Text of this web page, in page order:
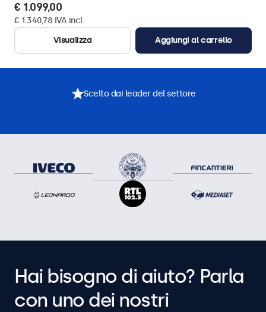
€ 1.099,00
€ 1.340,78 IVA incl.
Visualizza
Aggiungi al carrello
Scelto dai leader del settore
Hai bisogno di aiuto? Parla
con uno dei nostri